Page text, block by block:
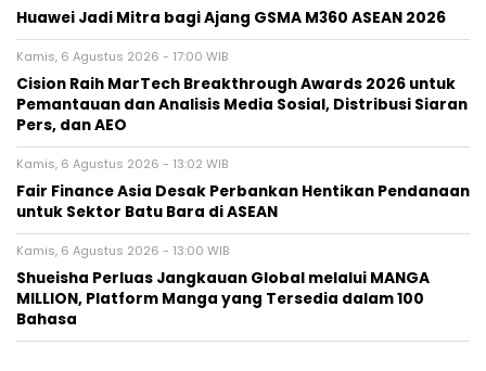
Huawei Jadi Mitra bagi Ajang GSMA M360 ASEAN 2026
Kamis, 6 Agustus 2026 - 17:00 WIB
Cision Raih MarTech Breakthrough Awards 2026 untuk
Pemantauan dan Analisis Media Sosial, Distribusi Siaran
Pers, dan AEO
Kamis, 6 Agustus 2026 - 13:02 WIB
Fair Finance Asia Desak Perbankan Hentikan Pendanaan
untuk Sektor Batu Bara di ASEAN
Kamis, 6 Agustus 2026 - 13:00 WIB
Shueisha Perluas Jangkauan Global melalui MANGA
MILLION, Platform Manga yang Tersedia dalam 100
Bahasa